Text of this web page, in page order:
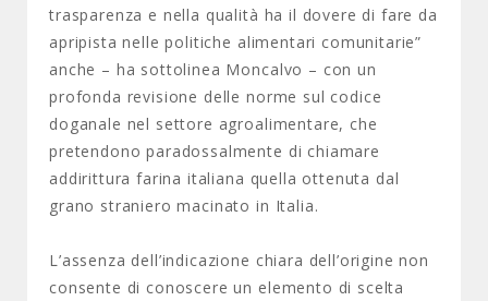
trasparenza e nella qualità ha il dovere di fare da
apripista nelle politiche alimentari comunitarie”
anche – ha sottolinea Moncalvo – con un
profonda revisione delle norme sul codice
doganale nel settore agroalimentare, che
pretendono paradossalmente di chiamare
addirittura farina italiana quella ottenuta dal
grano straniero macinato in Italia.
L’assenza dell’indicazione chiara dell’origine non
consente di conoscere un elemento di scelta